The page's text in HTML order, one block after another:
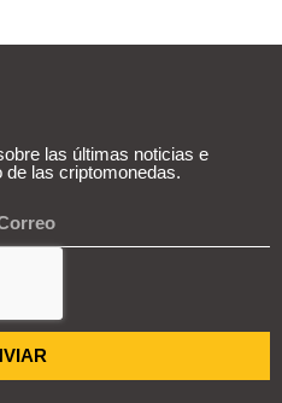
las últimas noticias e
las criptomonedas.